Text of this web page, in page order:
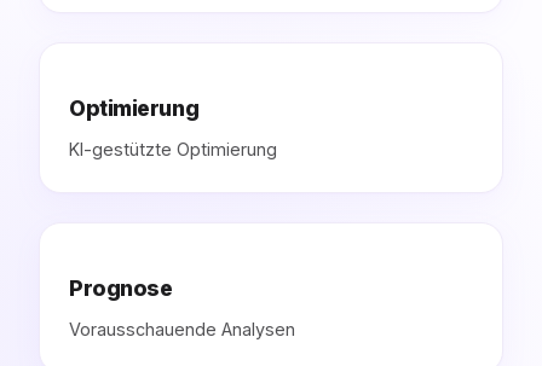
Optimierung
KI-gestützte Optimierung
Prognose
Vorausschauende Analysen